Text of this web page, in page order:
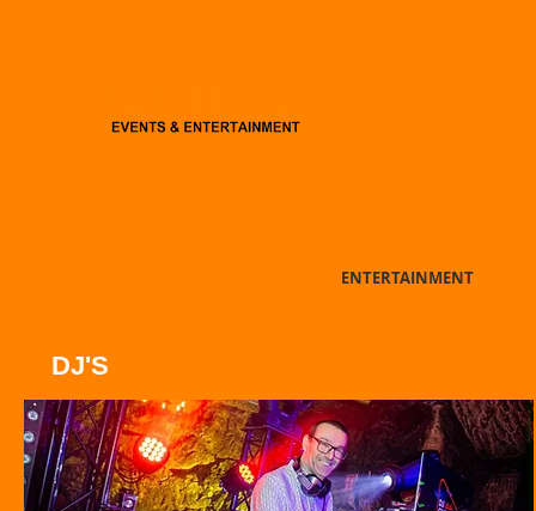
ENTERTAINMENT
DJ'S